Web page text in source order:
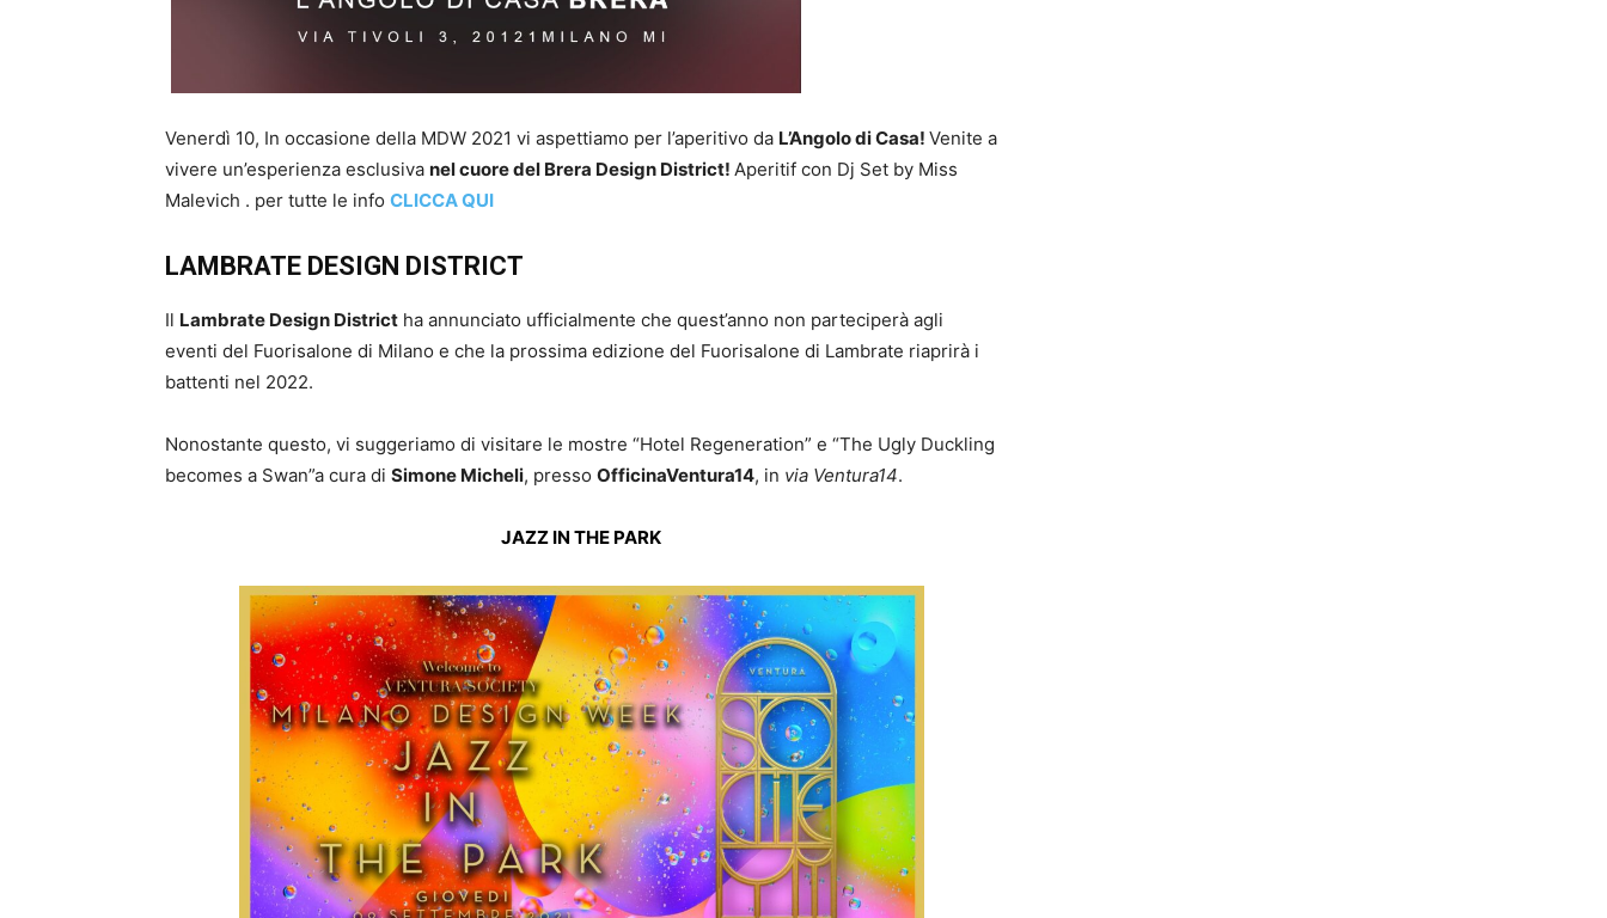
Venerdì 10, In occasione della MDW 2021 vi aspettiamo per l’aperitivo da L’Angolo di Casa! Venite a
vivere un’esperienza esclusiva nel cuore del Brera Design District! Aperitif con Dj Set by Miss
Malevich . per tutte le info CLICCA QUI
LAMBRATE DESIGN DISTRICT
Il Lambrate Design District ha annunciato ufficialmente che quest’anno non parteciperà agli
eventi del Fuorisalone di Milano e che la prossima edizione del Fuorisalone di Lambrate riaprirà i
battenti nel 2022.
Nonostante questo, vi suggeriamo di visitare le mostre “Hotel Regeneration” e “The Ugly Duckling
becomes a Swan”a cura di Simone Micheli, presso OfficinaVentura14, in via Ventura14.
JAZZ IN THE PARK